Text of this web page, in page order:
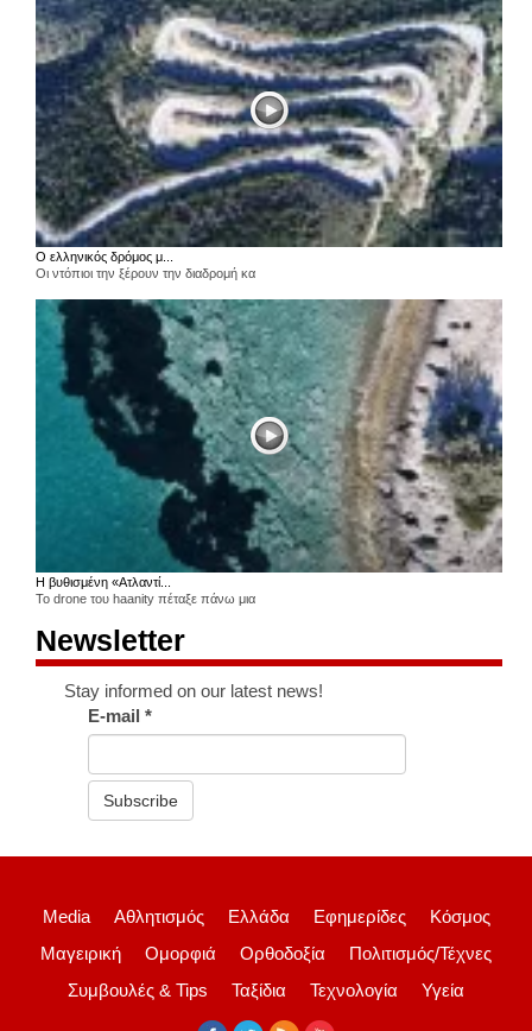
Ο ελληνικός δρόμος μ...
Οι ντόπιοι την ξέρουν την διαδρομή κα
Η βυθισμένη «Ατλαντί...
Το drone του haanity πέταξε πάνω μια
Newsletter
Stay informed on our latest news!
E-mail*
Subscribe
Media Αθλητισμός Ελλάδα Εφημερίδες
Κόσμος
Μαγειρική
Ομορφιά Ορθοδοξία
Πολιτισμός/Τέχνες
Συμβουλές & Tips
Ταξίδια Τεχνολογία Υγεία